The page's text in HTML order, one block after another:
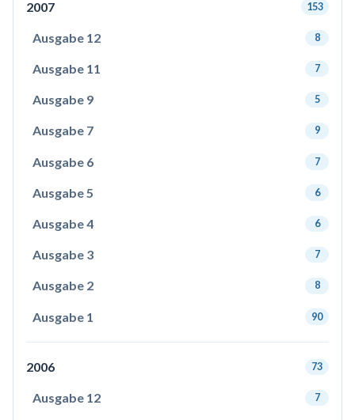
2007 153
Ausgabe 12 8
Ausgabe 11 7
Ausgabe 9 5
Ausgabe 7 9
Ausgabe 6 7
Ausgabe 5 6
Ausgabe 4 6
Ausgabe 3 7
Ausgabe 2 8
Ausgabe 1 90
2006 73
Ausgabe 12 7